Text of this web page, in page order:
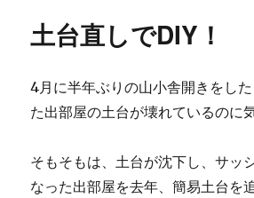
土台直しでDIY！
4月に半年ぶりの山小舎開きをし
た出部屋の土台が壊れているのに
そもそもは、土台が沈下し、サッ
なった出部屋を去年、簡易土台を